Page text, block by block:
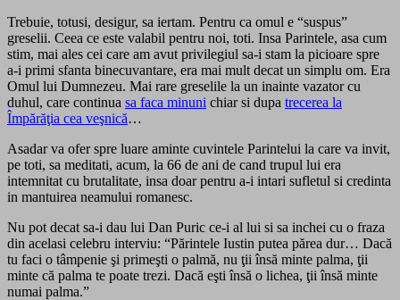
Trebuie, totusi, desigur, sa iertam. Pentru ca omul e “suspus”
greselii. Ceea ce este valabil pentru noi, toti. Insa Parintele, asa cum
stim, mai ales cei care am avut privilegiul sa-i stam la picioare spre
a-i primi sfanta binecuvantare, era mai mult decat un simplu om. Era
Omul lui Dumnezeu. Mai rare greselile la un inainte vazator cu
duhul, care continua sa faca minuni chiar si dupa trecerea la
Împărăţia cea veşnică…
Asadar va ofer spre luare aminte cuvintele Parintelui la care va invit,
pe toti, sa meditati, acum, la 66 de ani de cand trupul lui era
intemnitat cu brutalitate, insa doar pentru a-i intari sufletul si credinta
in mantuirea neamului romanesc.
Nu pot decat sa-i dau lui Dan Puric ce-i al lui si sa inchei cu o fraza
din acelasi celebru interviu: “Părintele Iustin putea părea dur… Dacă
tu faci o tâmpenie şi primeşti o palmă, nu ţii însă minte palma, ţii
minte că palma te poate trezi. Dacă eşti însă o lichea, ţii însă minte
numai palma.”